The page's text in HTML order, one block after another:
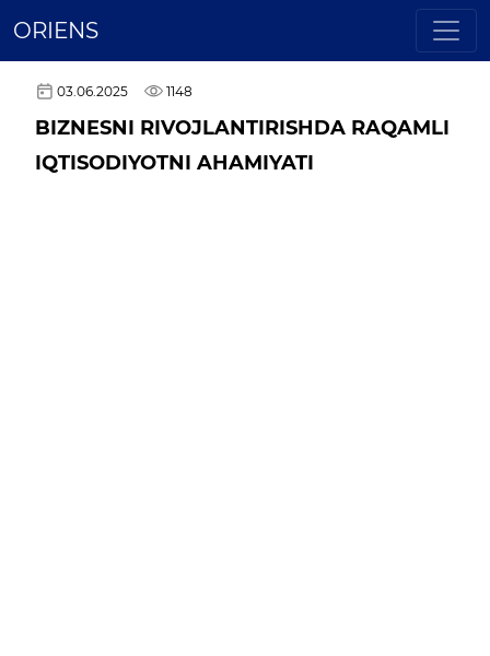
ORIENS
03.06.2025 1148
BIZNESNI RIVOJLANTIRISHDA RAQAMLI
IQTISODIYOTNI AHAMIYATI